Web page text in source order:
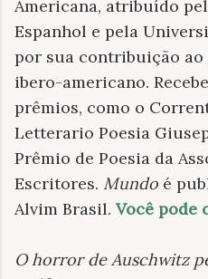
Americana, atribuído
Espanhol e pela
por sua contribuição
ibero-americano.
prêmios, como o
Letterario Poesia
Prêmio de Poesia da
Escritores. Mundo é
Alvim Brasil. Você pode
O horror de Auschwitz